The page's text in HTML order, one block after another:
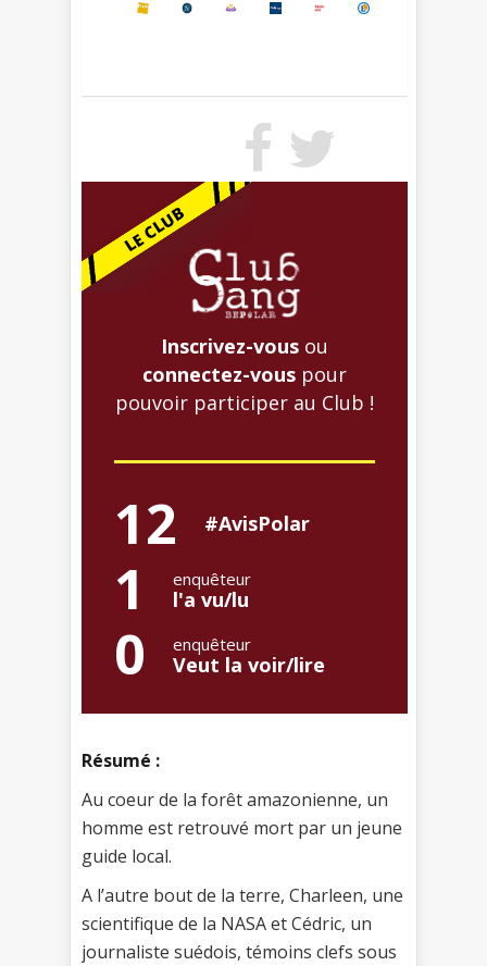
Inscrivez-vous ou
connectez-vous pour
pouvoir participer au Club !
12 #AvisPolar
1 enquêteur
l'a vu/lu
0 enquêteur
Veut la voir/lire
Résumé :
Au coeur de la forêt amazonienne, un
homme est retrouvé mort par un jeune
guide local.
A l’autre bout de la terre, Charleen, une
scientifique de la NASA et Cédric, un
journaliste suédois, témoins clefs sous